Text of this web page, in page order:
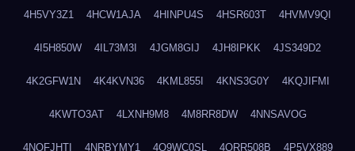
4H5VY3Z1 4HCW1AJA 4HINPU4S 4HSR603T 4HVMV9QI
4I5H850W 4IL73M3I 4JGM8GIJ 4JH8IPKK 4JS349D2
4K2GFW1N 4K4KVN36 4KML855I 4KNS3G0Y 4KQJIFMI
4KWTO3AT 4LXNH9M8 4M8RR8DW 4NNSAVOG
4NOFJHTI 4NRBYMY1 4O9WC0SL 4ORR508B 4P5VX889